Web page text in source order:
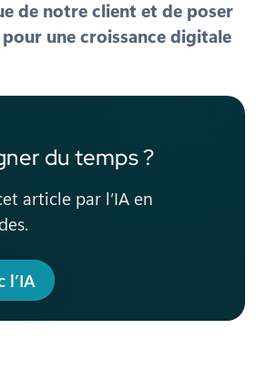
de notre client et de poser
une croissance digitale
du temps ?
article par l’IA en
l’IA